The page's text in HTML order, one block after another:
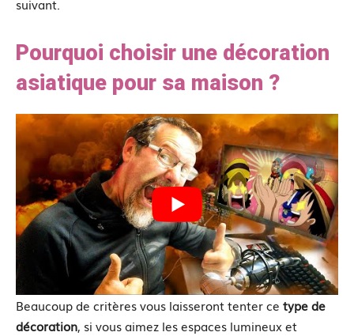
suivant.
Pourquoi choisir une décoration
asiatique pour sa maison ?
Beaucoup de critères vous laisseront tenter ce type de
décoration, si vous aimez les espaces lumineux et